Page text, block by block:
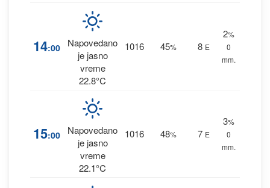
14:00
Napovedano
je jasno
vreme
22.8°C
1016 45% 8 E
2%
0
mm.
15:00
Napovedano
je jasno
vreme
22.1°C
1016 48% 7 E
3%
0
mm.